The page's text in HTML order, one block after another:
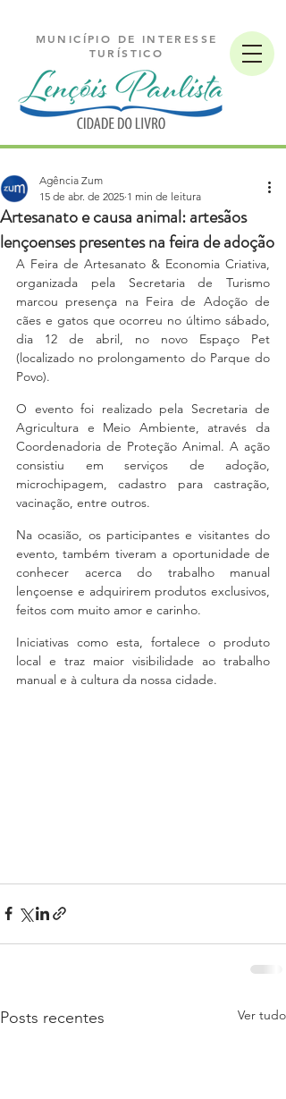
MUNICÍPIO DE INTERESSE
TURÍSTICO
Artesanato e causa animal: artesãos
lençoenses presentes na feira de adoção
Agência Zum
15 de abr. de 2025 1 min de leitura
A Feira de Artesanato & Economia Criativa,
organizada pela Secretaria de Turismo
marcou presença na Feira de Adoção de
cães e gatos que ocorreu no último sábado,
dia 12 de abril, no novo Espaço Pet
(localizado no prolongamento do Parque do
Povo).
O evento foi realizado pela Secretaria de
Agricultura e Meio Ambiente, através da
Coordenadoria de Proteção Animal. A ação
consistiu em serviços de adoção,
microchipagem, cadastro para castração,
vacinação, entre outros.
Na ocasião, os participantes e visitantes do
evento, também tiveram a oportunidade de
conhecer acerca do trabalho manual
lençoense e adquirirem produtos exclusivos,
feitos com muito amor e carinho.
Iniciativas como esta, fortalece o produto
local e traz maior visibilidade ao trabalho
manual e à cultura da nossa cidade.
Posts recentes Ver tudo